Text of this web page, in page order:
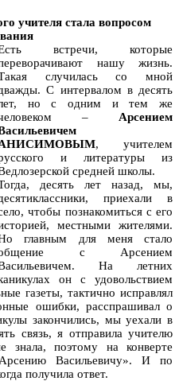
учителя стала вопросом
встречи, которые
нашу жизнь.
случилась со мной
С интервалом в десять
но с одним и тем же
– Арсением
, учителем
и литературы из
средней школы.
десять лет назад, мы,
приехали в
чтобы познакомиться с его
местными жителями.
главным для меня стало
с Арсением
На летних
он с удовольствием
газеты, тактично исправлял
ошибки, расспрашивал о
закончились, мы уехали в
связь, я отправила учителю
поэтому на конверте
Васильевичу». И по
получила ответ.